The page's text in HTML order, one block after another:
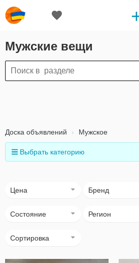
Мужские вещи
Доска объявлений Мужское
Выбрать категорию
Цена Бренд
Состояние Регион
Сортировка